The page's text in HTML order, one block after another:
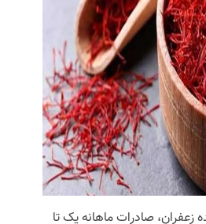
زعفران، صادرات ماهانه یک تا